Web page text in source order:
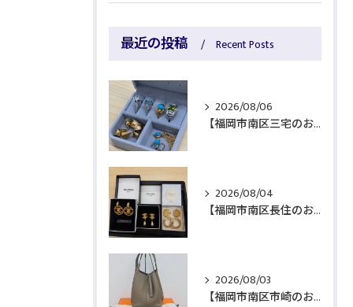
最近の投稿 Recent Posts
2026/08/06
【福岡市南区三宅のお客様より貴金属をお買取】
2026/08/04
【福岡市南区長住のお客様よりブランド品をお買取】
2026/08/03
【福岡市南区市崎のお客様よりブランド品をお買取】